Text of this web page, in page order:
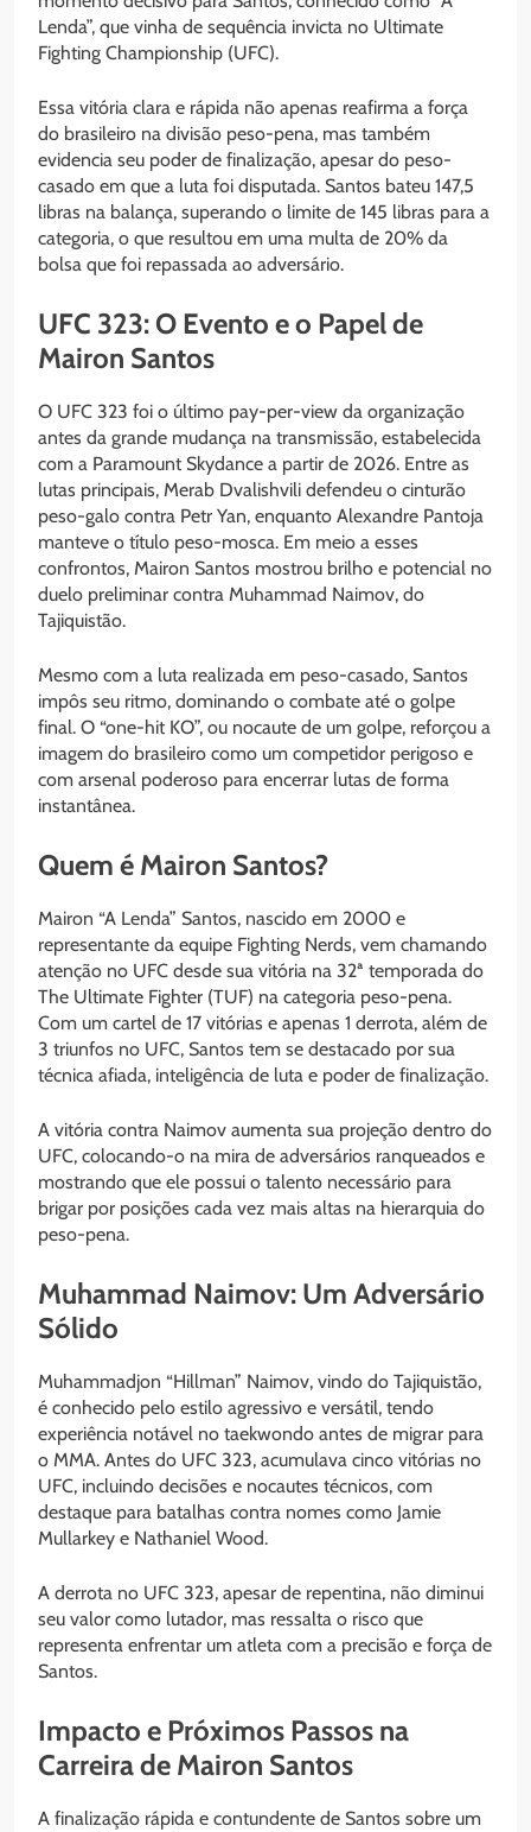
Lenda”, que vinha de sequência invicta no Ultimate
Fighting Championship (UFC).
Essa vitória clara e rápida não apenas reafirma a força
do brasileiro na divisão peso-pena, mas também
evidencia seu poder de finalização, apesar do peso-
casado em que a luta foi disputada. Santos bateu 147,5
libras na balança, superando o limite de 145 libras para a
categoria, o que resultou em uma multa de 20% da
bolsa que foi repassada ao adversário.
UFC 323: O Evento e o Papel de
Mairon Santos
O UFC 323 foi o último pay-per-view da organização
antes da grande mudança na transmissão, estabelecida
com a Paramount Skydance a partir de 2026. Entre as
lutas principais, Merab Dvalishvili defendeu o cinturão
peso-galo contra Petr Yan, enquanto Alexandre Pantoja
manteve o título peso-mosca. Em meio a esses
confrontos, Mairon Santos mostrou brilho e potencial no
duelo preliminar contra Muhammad Naimov, do
Tajiquistão.
Mesmo com a luta realizada em peso-casado, Santos
impôs seu ritmo, dominando o combate até o golpe
final. O “one-hit KO”, ou nocaute de um golpe, reforçou a
imagem do brasileiro como um competidor perigoso e
com arsenal poderoso para encerrar lutas de forma
instantânea.
Quem é Mairon Santos?
Mairon “A Lenda” Santos, nascido em 2000 e
representante da equipe Fighting Nerds, vem chamando
atenção no UFC desde sua vitória na 32ª temporada do
The Ultimate Fighter (TUF) na categoria peso-pena.
Com um cartel de 17 vitórias e apenas 1 derrota, além de
3 triunfos no UFC, Santos tem se destacado por sua
técnica afiada, inteligência de luta e poder de finalização.
A vitória contra Naimov aumenta sua projeção dentro do
UFC, colocando-o na mira de adversários ranqueados e
mostrando que ele possui o talento necessário para
brigar por posições cada vez mais altas na hierarquia do
peso-pena.
Muhammad Naimov: Um Adversário
Sólido
Muhammadjon “Hillman” Naimov, vindo do Tajiquistão,
é conhecido pelo estilo agressivo e versátil, tendo
experiência notável no taekwondo antes de migrar para
o MMA. Antes do UFC 323, acumulava cinco vitórias no
UFC, incluindo decisões e nocautes técnicos, com
destaque para batalhas contra nomes como Jamie
Mullarkey e Nathaniel Wood.
A derrota no UFC 323, apesar de repentina, não diminui
seu valor como lutador, mas ressalta o risco que
representa enfrentar um atleta com a precisão e força de
Santos.
Impacto e Próximos Passos na
Carreira de Mairon Santos
A finalização rápida e contundente de Santos sobre um